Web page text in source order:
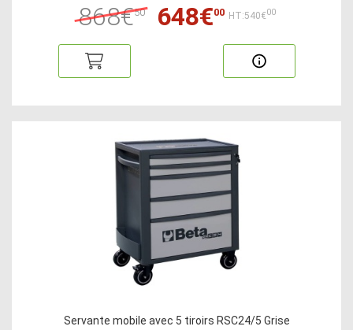
868€50 648€00 HT:540€00
Servante mobile avec 5 tiroirs RSC24/5 Grise